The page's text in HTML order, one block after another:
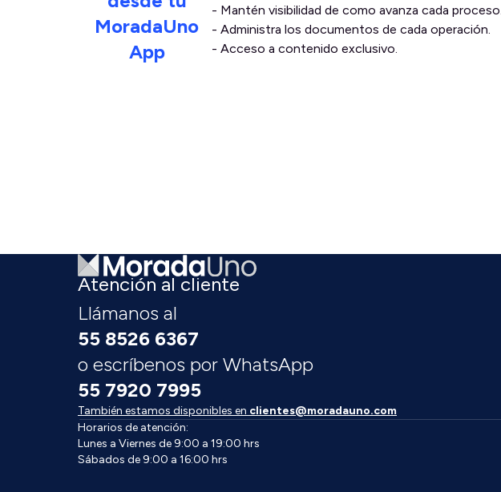
MoradaUno
App
- Mantén visibilidad de como avanza cada proceso.
- Administra los documentos de cada operación.
- Acceso a contenido exclusivo.
Atención al cliente
Llámanos al
55 8526 6367
o escríbenos por WhatsApp
55 7920 7995
También estamos disponibles en clientes@moradauno.com
Horarios de atención:
Lunes a Viernes de 9:00 a 19:00 hrs
Sábados de 9:00 a 16:00 hrs